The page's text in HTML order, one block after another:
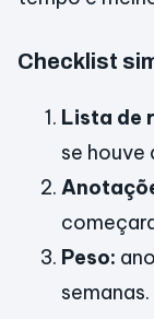
Checklist
Lista de
se houve
Peso:
semanas.